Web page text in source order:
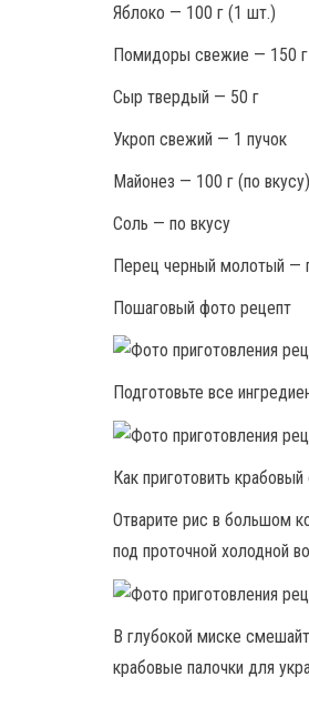
Яблоко — 100 г (1 шт.)
Помидоры свежие — 150
Сыр твердый — 50 г
Укроп свежий — 1 пучок
Майонез — 100 г (по вкусу)
Соль — по вкусу
Перец черный молотый —
Пошаговый фото рецепт
Подготовьте все
Как приготовить
Отварите рис в большом
под проточной холодной
В глубокой миске
крабовые палочки для